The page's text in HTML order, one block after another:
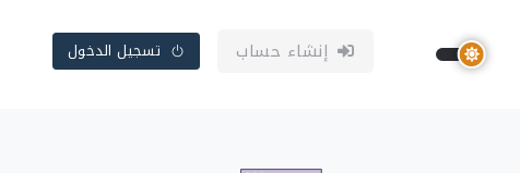
إنشاء حساب تسجيل الدخول